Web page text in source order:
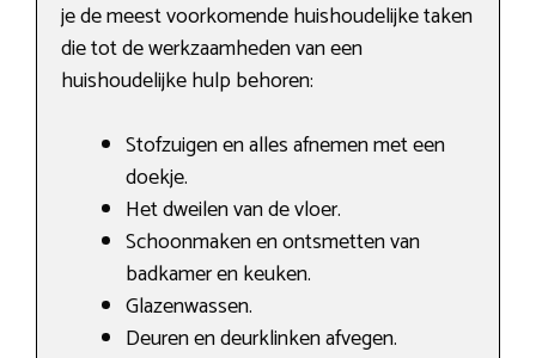
je de meest voorkomende huishoudelijke taken
die tot de werkzaamheden van een
huishoudelijke hulp behoren:
Stofzuigen en alles afnemen met een
doekje.
Het dweilen van de vloer.
Schoonmaken en ontsmetten van
badkamer en keuken.
Glazenwassen.
Deuren en deurklinken afvegen.